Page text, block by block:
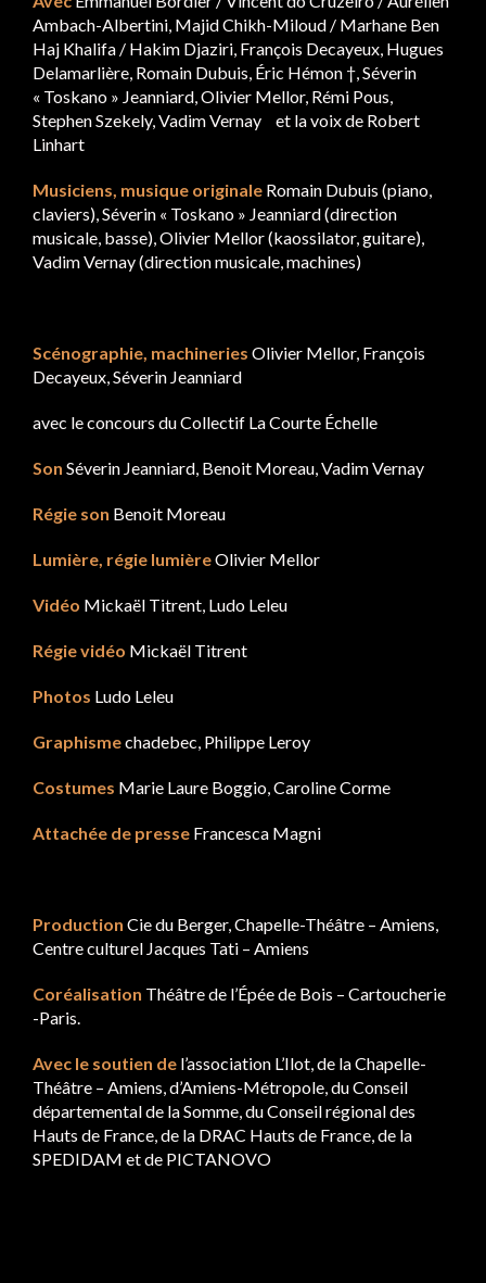
Ambach-Albertini, Majid Chikh-Miloud / Marhane Ben
Haj Khalifa / Hakim Djaziri, François Decayeux, Hugues
Delamarlière, Romain Dubuis, Éric Hémon †, Séverin
« Toskano » Jeanniard, Olivier Mellor, Rémi Pous,
Stephen Szekely, Vadim Vernay et la voix de Robert
Linhart
Musiciens, musique originale Romain Dubuis (piano,
claviers), Séverin « Toskano » Jeanniard (direction
musicale, basse), Olivier Mellor (kaossilator, guitare),
Vadim Vernay (direction musicale, machines)
Scénographie, machineries Olivier Mellor, François
Decayeux, Séverin Jeanniard
avec le concours du Collectif La Courte Échelle
Son Séverin Jeanniard, Benoit Moreau, Vadim Vernay
Régie son Benoit Moreau
Lumière, régie lumièreOlivier Mellor
Vidéo Mickaël Titrent, Ludo Leleu
Régie vidéo Mickaël Titrent
Photos Ludo Leleu
Graphismechadebec, Philippe Leroy
Costumes Marie Laure Boggio, Caroline Corme
Attachée de presse Francesca Magni
Production Cie du Berger, Chapelle-Théâtre – Amiens,
Centre culturel Jacques Tati – Amiens
Coréalisation Théâtre de l’Épée de Bois – Cartoucherie
-Paris.
Avec le soutien de l’association L’Ilot, de la Chapelle-
Théâtre – Amiens, d’Amiens-Métropole, du Conseil
départemental de la Somme, du Conseil régional des
Hauts de France, de la DRAC Hauts de France, de la
SPEDIDAM et de PICTANOVO